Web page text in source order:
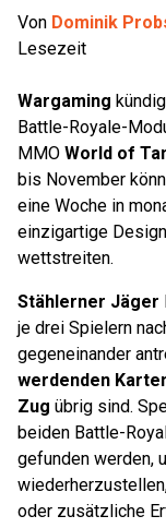
Von Dominik
Lesezeit
Wargaming
Battle-Royale-
MMO World of
bis November
eine Woche in
einzigartige
wettstreiten.
Stählerner Jäger
je drei Spielern
gegeneinander
werdenden
Zug übrig sind.
beiden Battle-
gefunden werden,
oder zusätzliche